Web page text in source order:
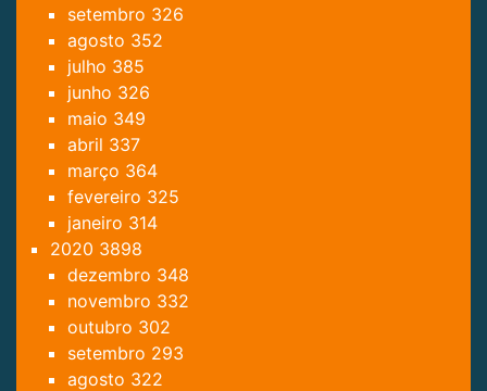
setembro 326
agosto 352
julho 385
junho 326
maio 349
abril 337
março 364
fevereiro 325
janeiro 314
2020 3898
dezembro 348
novembro 332
outubro 302
setembro 293
agosto 322